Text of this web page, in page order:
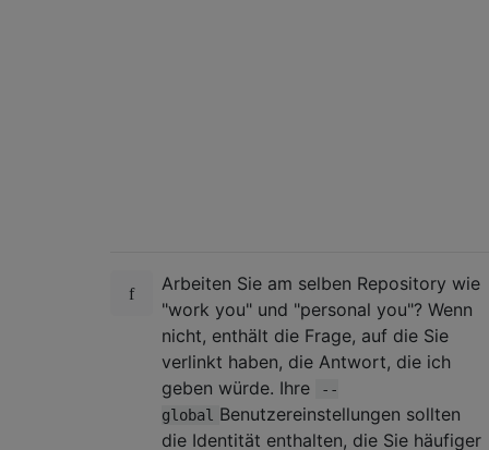
Arbeiten Sie am selben Repository wie
"work you" und "personal you"? Wenn
nicht, enthält die Frage, auf die Sie
verlinkt haben, die Antwort, die ich
geben würde. Ihre
--
global Benutzereinstellungen sollten
die Identität enthalten, die Sie häufiger